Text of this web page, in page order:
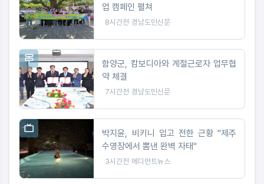
업 캠페인 펼쳐
8시간전 경남도민신문
함양군, 캄보디아와 계절근로자 업무협
약 체결
7시간전 경남도민신문
박지윤, 비키니 입고 전한 근황 "제주
수영장에서 뽐낸 완벽 자태"
3시간전 메디먼트뉴스